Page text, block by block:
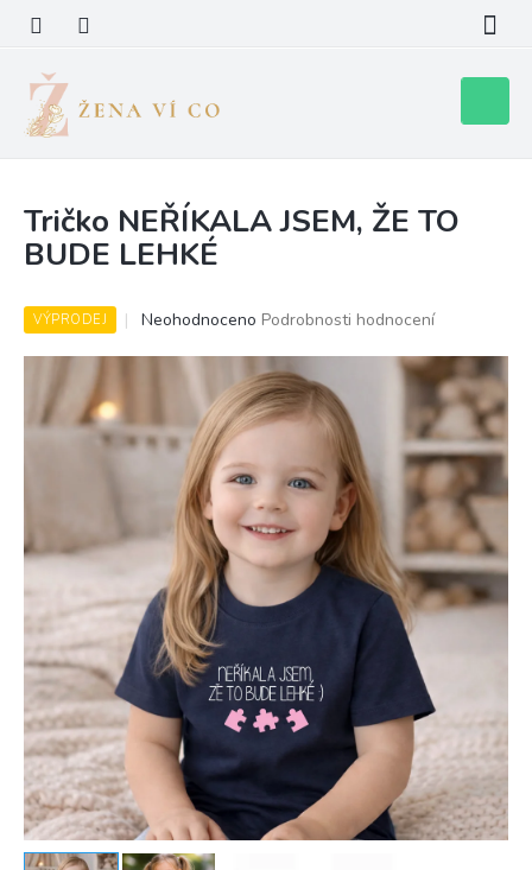
obsah
košík
Tričko NEŘÍKALA JSEM, ŽE TO
BUDE LEHKÉ
VÝPRODEJ
Průměrné
produktu
z
5
hvězdiček.
Neohodnoceno Podrobnosti hodnocení